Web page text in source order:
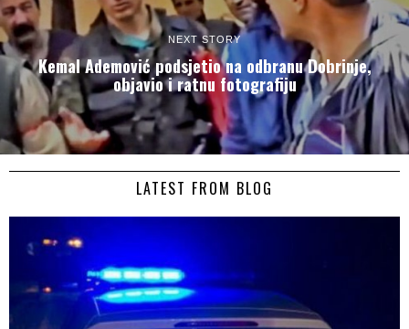
NEXT STORY
Kemal Ademović podsjetio na odbranu Dobrinje,
objavio i ratnu fotografiju
LATEST FROM BLOG